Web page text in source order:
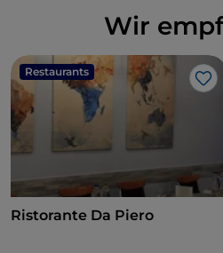
Wir
Restaurants
Like
Ristorante Da Piero